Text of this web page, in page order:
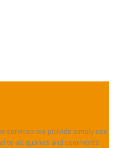
services we provide simply use
to all queries and comments